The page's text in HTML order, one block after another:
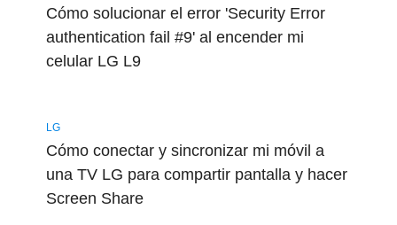
Cómo solucionar el error 'Security Error
authentication fail #9' al encender mi
celular LG L9
LG
Cómo conectar y sincronizar mi móvil a
una TV LG para compartir pantalla y hacer
Screen Share